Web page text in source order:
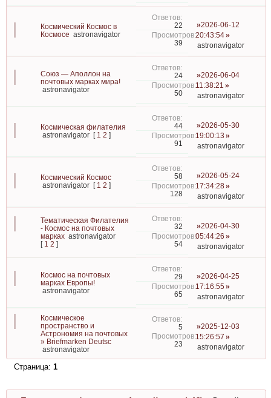
Космический Космос в
Космосе astronavigator
22
39
2026-06-12
20:43:54
astronavigator
Союз — Аполлон на
почтовых марках мира!
astronavigator
24
50
2026-06-04
11:38:21
astronavigator
Космическая филателия
astronavigator
[ 1 2 ]
44
91
2026-05-30
19:00:13
astronavigator
Космический Космос
astronavigator
[ 1 2 ]
58
128
2026-05-24
17:34:28
astronavigator
Тематическая Филателия
- Космос на почтовых
марках astronavigator
[ 1 2 ]
32
54
2026-04-30
05:44:26
astronavigator
Космос на почтовых
марках Европы!
astronavigator
29
65
2026-04-25
17:16:55
astronavigator
Космическое
пространство и
Астрономия на почтовых
» Briefmarken Deutsc
astronavigator
5
23
2025-12-03
15:26:57
astronavigator
Страница: 1